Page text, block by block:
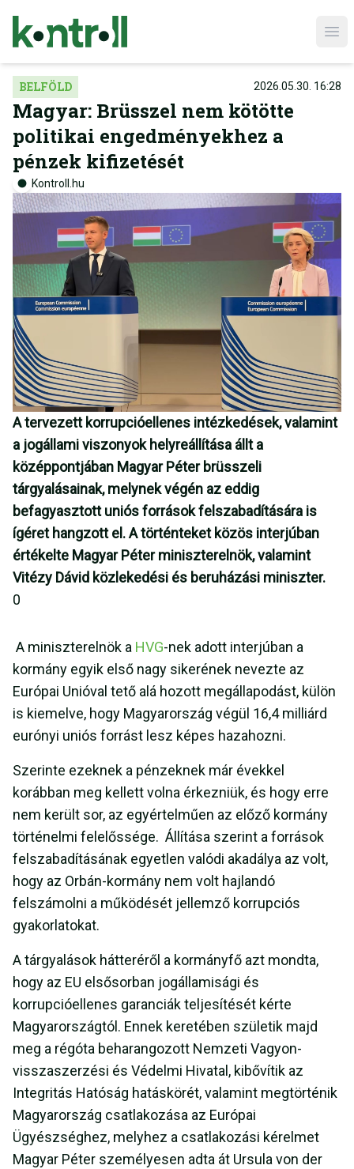
BELFÖLD 2026.05.30. 16:28
Magyar: Brüsszel nem kötötte
politikai engedményekhez a
pénzek kifizetését
Kontroll.hu
A tervezett korrupcióellenes intézkedések, valamint
a jogállami viszonyok helyreállítása állt a
középpontjában Magyar Péter brüsszeli
tárgyalásainak, melynek végén az eddig
befagyasztott uniós források felszabadítására is
ígéret hangzott el. A történteket közös interjúban
értékelte Magyar Péter miniszterelnök, valamint
Vitézy Dávid közlekedési és beruházási miniszter.
0
A miniszterelnök a HVG-nek adott interjúban a
kormány egyik első nagy sikerének nevezte az
Európai Unióval tető alá hozott megállapodást, külön
is kiemelve, hogy Magyarország végül 16,4 milliárd
eurónyi uniós forrást lesz képes hazahozni.
Szerinte ezeknek a pénzeknek már évekkel
korábban meg kellett volna érkezniük, és hogy erre
nem került sor, az egyértelműen az előző kormány
történelmi felelőssége. Állítása szerint a források
felszabadításának egyetlen valódi akadálya az volt,
hogy az Orbán-kormány nem volt hajlandó
felszámolni a működését jellemző korrupciós
gyakorlatokat.
A tárgyalások hátteréről a kormányfő azt mondta,
hogy az EU elsősorban jogállamisági és
korrupcióellenes garanciák teljesítését kérte
Magyarországtól. Ennek keretében születik majd
meg a régóta beharangozott Nemzeti Vagyon-
visszaszerzési és Védelmi Hivatal, kibővítik az
Integritás Hatóság hatáskörét, valamint megtörténik
Magyarország csatlakozása az Európai
Ügyészséghez, melyhez a csatlakozási kérelmet
Magyar Péter személyesen adta át Ursula von der